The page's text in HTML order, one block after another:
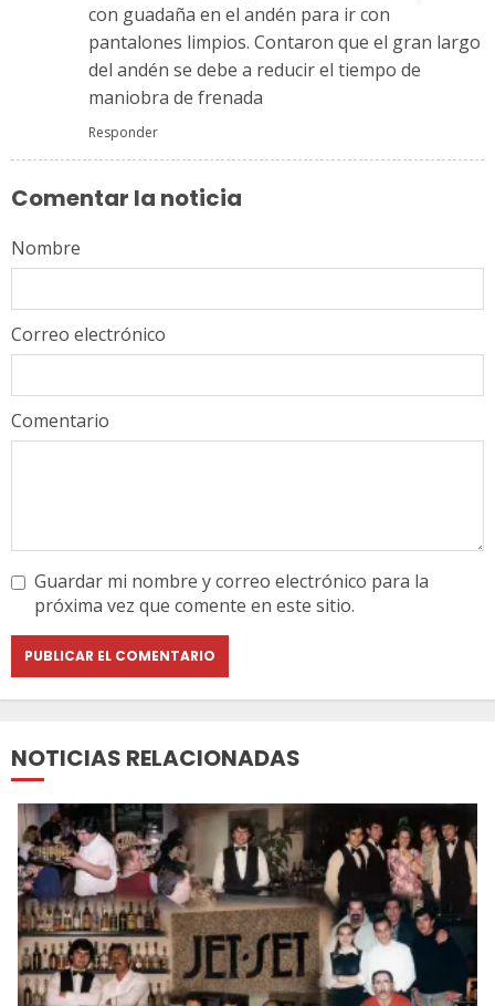
con guadaña en el andén para ir con
pantalones limpios. Contaron que el gran largo
del andén se debe a reducir el tiempo de
maniobra de frenada
Responder
Comentar la noticia
Comentario
Nombre
Correo electrónico
Guardar mi nombre y correo electrónico para la
próxima vez que comente en este sitio.
NOTICIAS RELACIONADAS